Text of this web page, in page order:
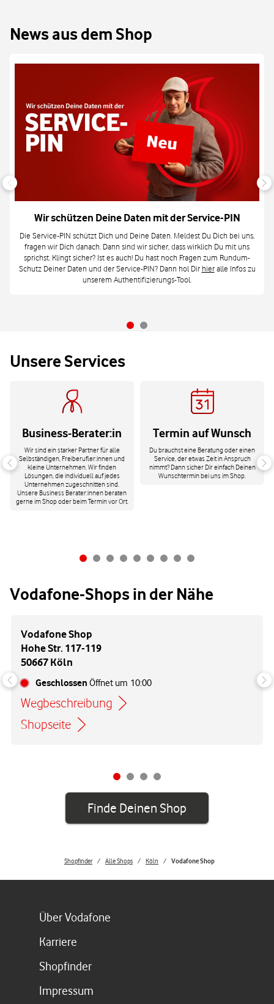
News aus dem Shop
Wir schützen Deine Daten mit der Service-PIN
Die Service-PIN schützt Dich und Deine Daten. Meldest Du Dich bei uns,
fragen wir Dich danach. Dann sind wir sicher, dass wirklich Du mit uns
sprichst. Klingt sicher? Ist es auch! Du hast noch Fragen zum Rundum-
Schutz Deiner Daten und der Service-PIN? Dann hol Dir hieralle Infos zu
unserem Authentifizierungs-Tool.
Unsere Services
Business-Berater:in
Wir sind ein starker Partner für alle
Selbständigen, Freiberufler:innen und
kleine Unternehmen. Wir finden
Lösungen, die individuell auf jedes
Unternehmen zugeschnitten sind.
Unsere Business Berater:innen beraten
gerne im Shop oder beim Termin vor Ort.
Termin auf Wunsch
Du brauchst eine Beratung oder einen
Service, der etwas Zeit in Anspruch
nimmt? Dann sicher Dir einfach Deinen
Wunschtermin bei uns im Shop.
Vodafone-Shops in der Nähe
Vodafone Shop
Hohe Str. 117-119
50667 Köln
Geschlossen Öffnet um 10:00
Wegbeschreibung
Link öffnet in einem neuen Tab
Shopseite
Finde Deinen Shop
Shopfinder Alle Shops Köln Vodafone Shop
Über Vodafone
Karriere
ShopfinderLink öffnet in einem neuen Tab
Impressum